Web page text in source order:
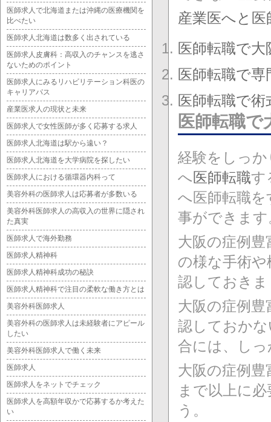
産業医へと医
医師転職で
医師転職で
医師転職で
医師転職で
経験をしっ
へ医師転職す
へ医師転職
事ができます
大阪の症例
の様な手術
認しておき
大阪の症例
認しておか
合には、し
大阪の症例豊
まで以上に
う。
医師求人で北海道または沖縄の医療機関を
比べたい
医師求人北海道は数多く出されている
医師求人皮膚科：高収入のチャンスを逃さ
ないためのポイント
医師求人にみるリハビリテーション科医の
キャリアパス
産業医求人の現状と未来
医師求人で女性医師が多く応募する求人
医師求人北海道は駅から遠い？
医師求人北海道を大学病院を探したい
医師求人における循環器内科って
美容外科の医師求人は応募者が多数いる
美容外科医師求人の高収入の世界に隠され
た真実
医師求人で海外勤務
医師求人精神科
医師求人精神科成功の秘訣
医師求人精神科で注目の柔軟な働き方とは
美容外科医師求人
美容外科の医師求人は未経験者にアピール
したい
美容外科医師求人で働く未来
医師求人
医師求人をネットでチェック
医師求人を高額年収かで応募するか考えた
い